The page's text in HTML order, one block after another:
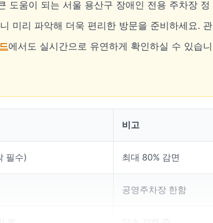
도움이 되는 서울 용산구 장애인 전용 주차장 정
미리 파악해 더욱 편리한 방문을 준비하세요. 관
에서도 실시간으로 유연하게 확인하실 수 있습니
비고
필수) 최대 80% 감면
공영주차장 한함